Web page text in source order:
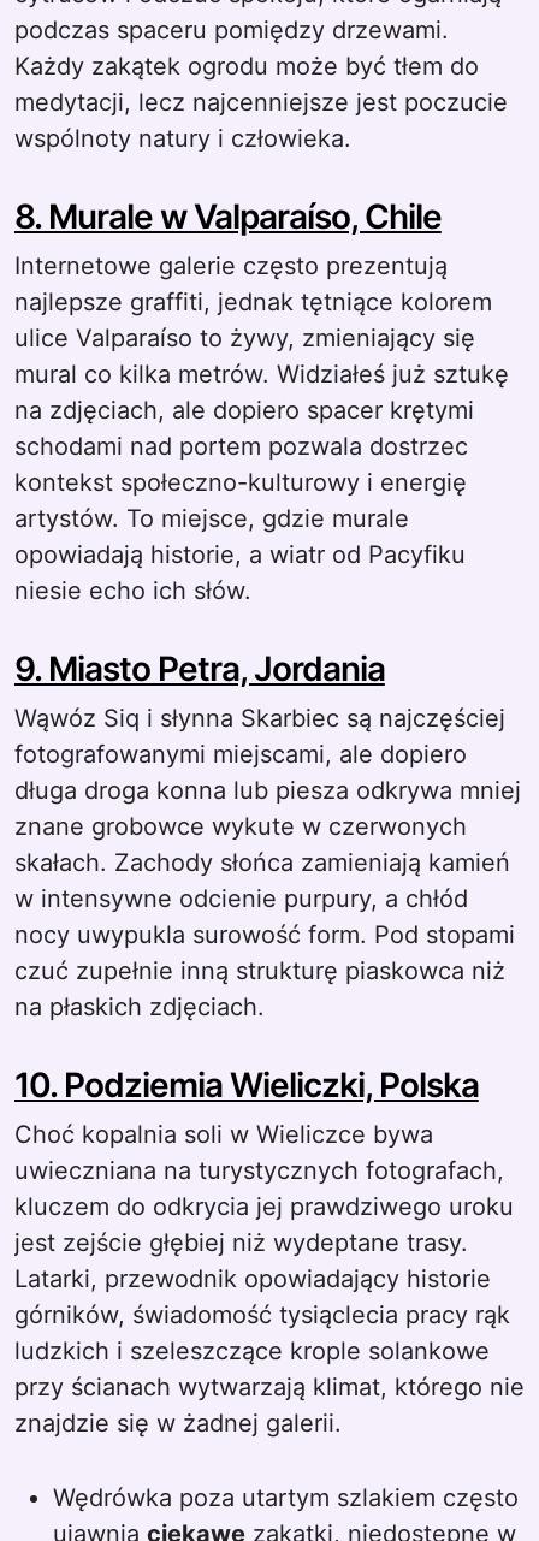
podczas spaceru pomiędzy drzewami.
Każdy zakątek ogrodu może być tłem do
medytacji, lecz najcenniejsze jest poczucie
wspólnoty natury i człowieka.
8. Murale w Valparaíso, Chile
Internetowe galerie często prezentują
najlepsze graffiti, jednak tętniące kolorem
ulice Valparaíso to żywy, zmieniający się
mural co kilka metrów. Widziałeś już sztukę
na zdjęciach, ale dopiero spacer krętymi
schodami nad portem pozwala dostrzec
kontekst społeczno-kulturowy i energię
artystów. To miejsce, gdzie murale
opowiadają historie, a wiatr od Pacyfiku
niesie echo ich słów.
9. Miasto Petra, Jordania
Wąwóz Siq i słynna Skarbiec są najczęściej
fotografowanymi miejscami, ale dopiero
długa droga konna lub piesza odkrywa mniej
znane grobowce wykute w czerwonych
skałach. Zachody słońca zamieniają kamień
w intensywne odcienie purpury, a chłód
nocy uwypukla surowość form. Pod stopami
czuć zupełnie inną strukturę piaskowca niż
na płaskich zdjęciach.
10. Podziemia Wieliczki, Polska
Choć kopalnia soli w Wieliczce bywa
uwieczniana na turystycznych fotografach,
kluczem do odkrycia jej prawdziwego uroku
jest zejście głębiej niż wydeptane trasy.
Latarki, przewodnik opowiadający historie
górników, świadomość tysiąclecia pracy rąk
ludzkich i szeleszczące krople solankowe
przy ścianach wytwarzają klimat, którego nie
znajdzie się w żadnej galerii.
Wędrówka poza utartym szlakiem często
ujawnia ciekawe zakątki, niedostępne w